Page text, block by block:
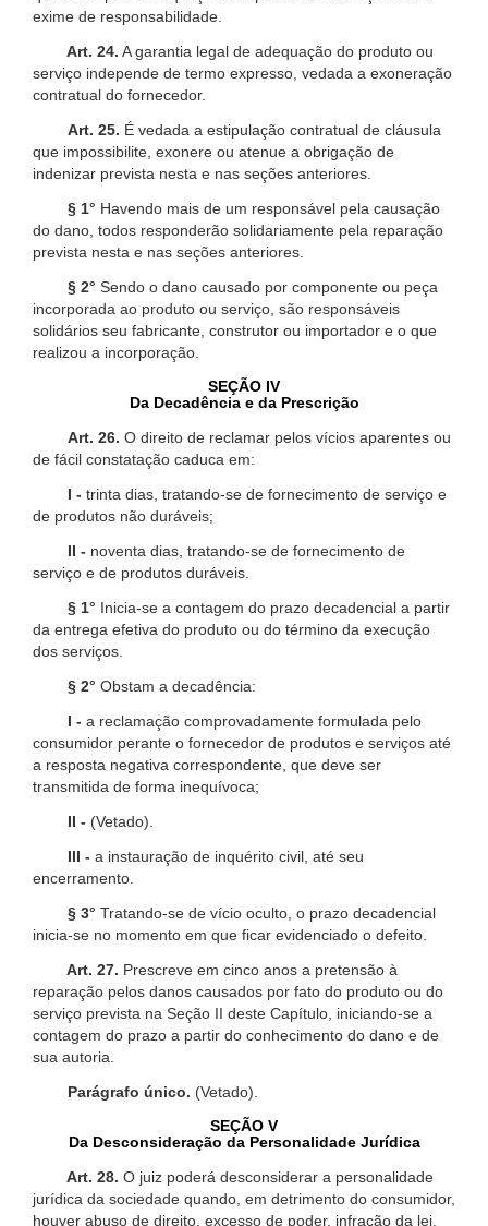
exime de responsabilidade.
Art. 24. A garantia legal de adequação do produto ou
serviço independe de termo expresso, vedada a exoneração
contratual do fornecedor.
Art. 25. É vedada a estipulação contratual de cláusula
que impossibilite, exonere ou atenue a obrigação de
indenizar prevista nesta e nas seções anteriores.
§ 1° Havendo mais de um responsável pela causação
do dano, todos responderão solidariamente pela reparação
prevista nesta e nas seções anteriores.
§ 2° Sendo o dano causado por componente ou peça
incorporada ao produto ou serviço, são responsáveis
solidários seu fabricante, construtor ou importador e o que
realizou a incorporação.
SEÇÃO IV
Da Decadência e da Prescrição
Art. 26. O direito de reclamar pelos vícios aparentes ou
de fácil constatação caduca em:
I - trinta dias, tratando-se de fornecimento de serviço e
de produtos não duráveis;
II - noventa dias, tratando-se de fornecimento de
serviço e de produtos duráveis.
§ 1° Inicia-se a contagem do prazo decadencial a partir
da entrega efetiva do produto ou do término da execução
dos serviços.
§ 2° Obstam a decadência:
I - a reclamação comprovadamente formulada pelo
consumidor perante o fornecedor de produtos e serviços até
a resposta negativa correspondente, que deve ser
transmitida de forma inequívoca;
II - (Vetado).
III - a instauração de inquérito civil, até seu
encerramento.
§ 3° Tratando-se de vício oculto, o prazo decadencial
inicia-se no momento em que ficar evidenciado o defeito.
Art. 27. Prescreve em cinco anos a pretensão à
reparação pelos danos causados por fato do produto ou do
serviço prevista na Seção II deste Capítulo, iniciando-se a
contagem do prazo a partir do conhecimento do dano e de
sua autoria.
Parágrafo único. (Vetado).
SEÇÃO V
Da Desconsideração da Personalidade Jurídica
Art. 28. O juiz poderá desconsiderar a personalidade
jurídica da sociedade quando, em detrimento do consumidor,
houver abuso de direito, excesso de poder, infração da lei,